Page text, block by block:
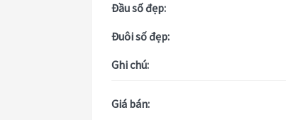
Đầu số đẹp:
Đuôi số đẹp:
Ghi chú:
Giá bán: